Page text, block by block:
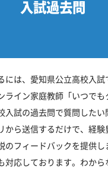
入試過去問
には、愛知県公立高校入
ライン家庭教師「いつで
入試の過去問で質問した
から送信するだけで、経
のフィードバックを提供
対応しております。わか